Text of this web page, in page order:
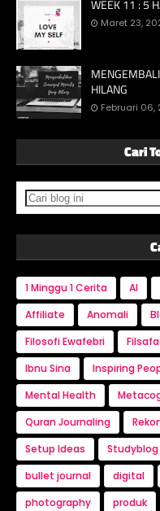
WEEK 11 : 5
Maret 23,
HILANG
Februari 06,
Cari
1 Minggu 1 Cerita AI
Affiliate
Anomali
Filosofi Ewafebri
Ibnu Sina
Inspiring
Mental Health
Quran Journaling
Setup Ideas
Studyblog
bullet journal
digital
photography
produk